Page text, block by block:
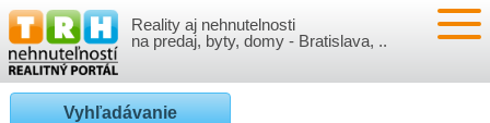
Reality aj nehnutelnosti
na predaj, byty, domy - Bratislava, ..
NEHNUTEĽNOSTI
BYTY
VLOŽIŤ NEHNUTEĽNOSTI
Vyhľadávanie